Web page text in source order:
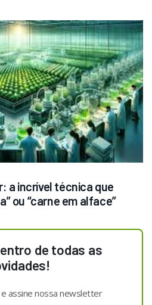
a incrível técnica que
ou “carne em alface”
de todas as
assine nossa newsletter